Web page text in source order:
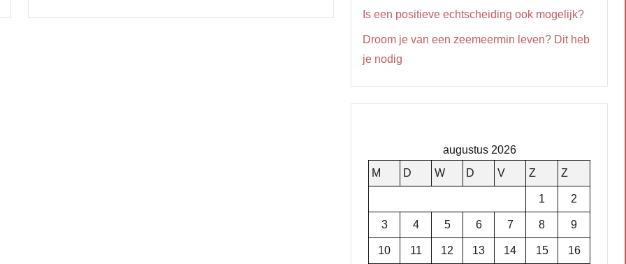
Lifestyle Is een positieve echtscheiding ook mogelijk?
Droom je van een zeemeermin leven? Dit heb
je nodig
augustus 2026
M
D W D V Z Z
1 2
3 4 5 6 7 8 9
10 11 12 13 14 15 16